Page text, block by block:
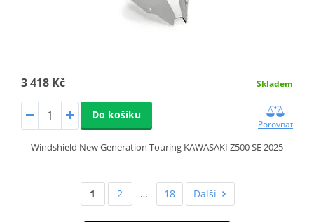
3 418 Kč Skladem
Do košíku
Porovnat
Windshield New Generation Touring KAWASAKI Z500 SE 2025
1 2 … 18 Další